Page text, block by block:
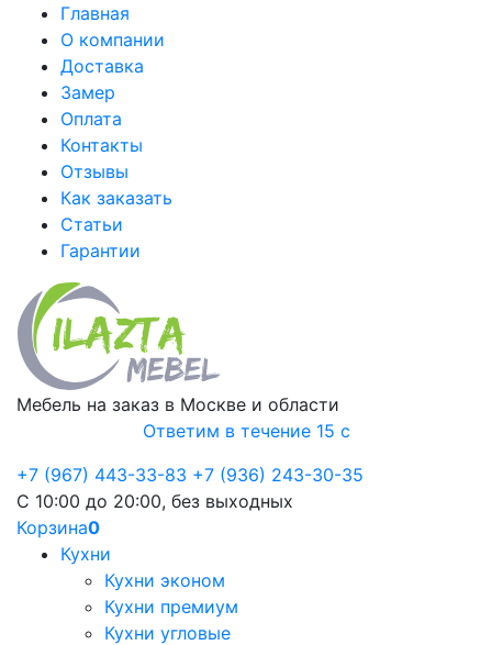
Главная
О компании
Доставка
Замер
Оплата
Контакты
Отзывы
Как заказать
Статьи
Гарантии
Мебель на заказ в Москве и области
Ответим в течение 15 с
+7 (967) 443-33-83 +7 (936) 243-30-35
С 10:00 до 20:00, без выходных
Корзина0
Кухни
Кухни эконом
Кухни премиум
Кухни угловые